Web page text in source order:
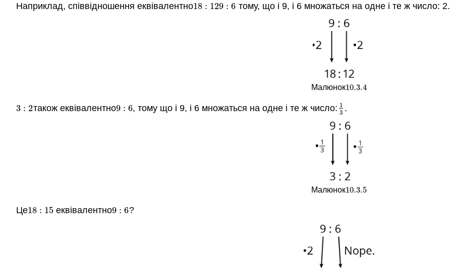
Наприклад, співвідношення еквівалентно18 : 12
18 :12 9 : 6
9 6 тому, що і 9, і 6 множаться на одне і те ж число: 2.
Малюнок10.3.4
10.3.4
3 : 2
3 2 також еквівалентно9 : 6
9 6 , тому що і 9, і 6 множаться на одне і те ж число: 1
3
13.
Малюнок10.3.5
10.3.5
Це18 : 15
18 :15 еквівалентно9 : 6
9 6 ?